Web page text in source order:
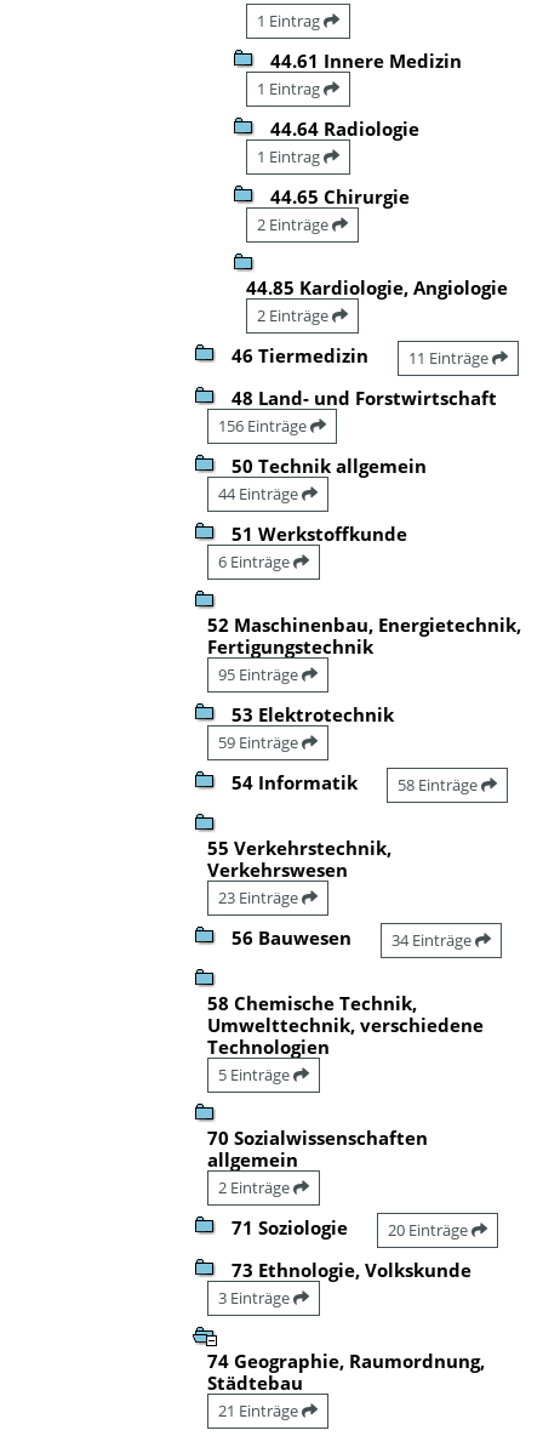
1 Eintrag
44.61 Innere Medizin
1 Eintrag
44.64 Radiologie
1 Eintrag
44.65 Chirurgie
2 Einträge
44.85 Kardiologie, Angiologie
2 Einträge
46 Tiermedizin 11 Einträge
48 Land- und Forstwirtschaft
156 Einträge
50 Technik allgemein
44 Einträge
51 Werkstoffkunde
6 Einträge
52 Maschinenbau, Energietechnik,
Fertigungstechnik
95 Einträge
53 Elektrotechnik
59 Einträge
54 Informatik 58 Einträge
55 Verkehrstechnik,
Verkehrswesen
23 Einträge
56 Bauwesen 34 Einträge
58 Chemische Technik,
Umwelttechnik, verschiedene
Technologien
5 Einträge
70 Sozialwissenschaften
allgemein
2 Einträge
71 Soziologie 20 Einträge
73 Ethnologie, Volkskunde
3 Einträge
74 Geographie, Raumordnung,
Städtebau
21 Einträge